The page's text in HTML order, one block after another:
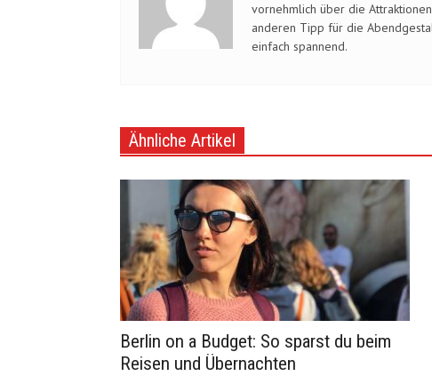
SensCity Hotel Berlin
vornehmlich über die
anderen Tipp für die
einfach spannend.
Ähnliche Artikel
Berlin on a Budget: So sparst du beim
Reisen und Übernachten